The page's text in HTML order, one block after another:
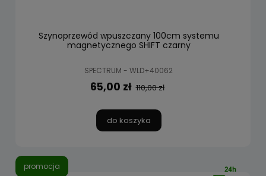
Szynoprzewód wpuszczany 100cm systemu
magnetycznego SHIFT czarny
SPECTRUM - WLD+40062
65,00 zł 110,00 zł
do koszyka
promocja